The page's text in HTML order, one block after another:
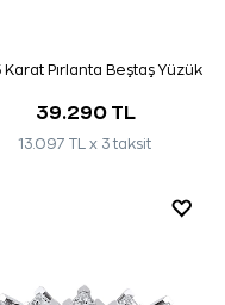
Karat Pırlanta Beştaş Yüzük
39.290 TL
13.097 TL x 3 taksit